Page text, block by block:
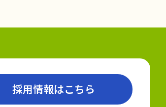
採用情報はこちら